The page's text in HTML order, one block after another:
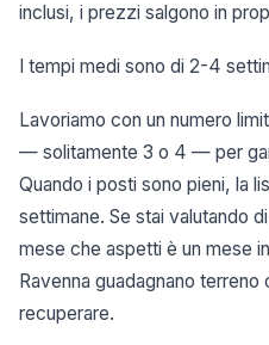
inclusi, i prezzi salgono in
I tempi medi sono di 2-4
Lavoriamo con un numero
— solitamente 3 o 4 — per
Quando i posti sono pieni, la
settimane. Se stai valutando
mese che aspetti è un mese
Ravenna guadagnano
recuperare.